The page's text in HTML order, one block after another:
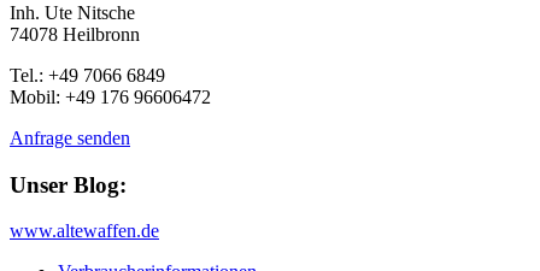
Inh. Ute Nitsche
74078 Heilbronn
Tel.: +49 7066 6849
Mobil: +49 176 96606472
Anfrage senden
Unser Blog:
www.altewaffen.de